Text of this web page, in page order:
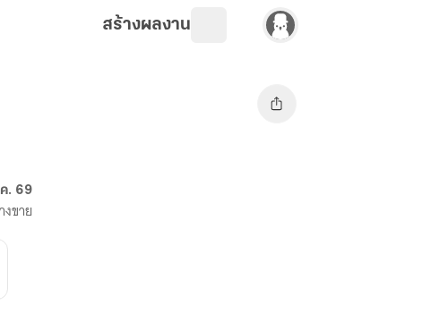
สร้างผลงาน
. 69
งขาย